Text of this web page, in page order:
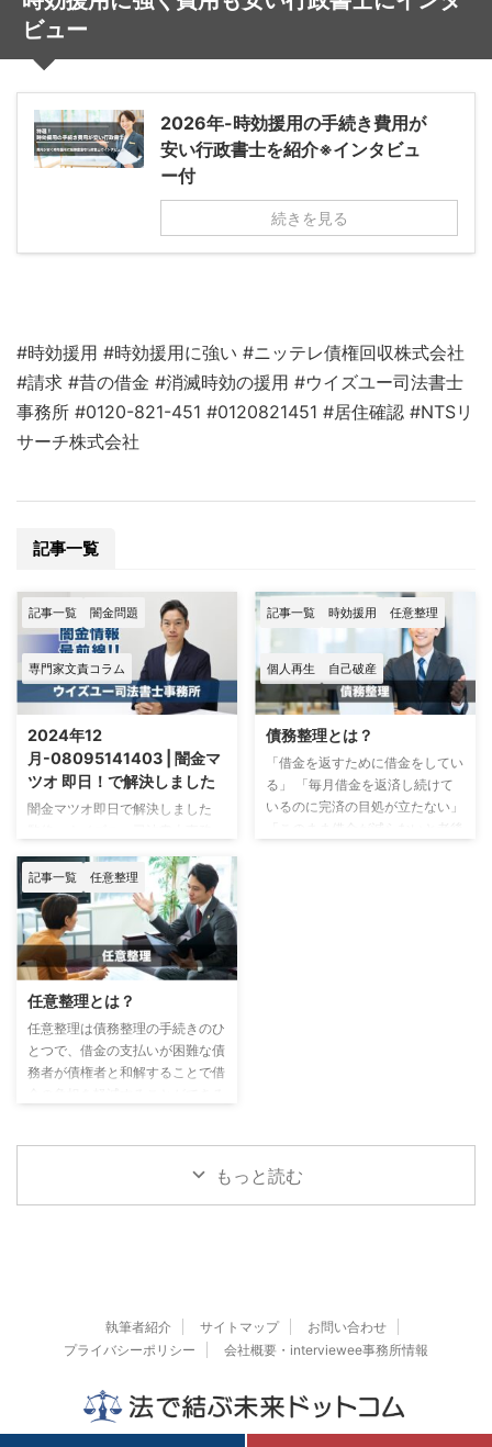
ビュー
2026年-時効援用の手続き費用が
安い行政書士を紹介※インタビュ
ー付
続きを見る
#時効援用 #時効援用に強い #ニッテレ債権回収株式会社
#請求 #昔の借金 #消滅時効の援用 #ウイズユー司法書士
事務所 #0120-821-451 #0120821451 #居住確認 #NTSリ
サーチ株式会社
記事一覧
記事一覧 闇金問題
専門家文責コラム
2024年12
月-08095141403 | 闇金マ
ツオ 即日！で解決しました
闇金マツオ即日で解決しました
所 司法書士 奥野 正智 闇金マ
ツオ事情 2024年11月末になって
闇金マツオの件でお問い合わせが
増えています。 特徴として、取
り立ては電話を使ってしっかりと
動いてくる傾向があります。 マ
ツオへの支払いができず、何かし
らの対応をしなければあっという
間に被害が拡大します。 今回の
相談者Bさんが陥ってしまってい
たケースがそれにあたります。
記事一覧 時効援用 任意整理
個人再生 自己破産
債務整理とは？
「借金を返すために借金をしてい
る」 「毎月借金を返済し続けて
いるのに完済の目処が立たない」
記事一覧 任意整理
任意整理とは？
任意整理は債務整理の手続きのひ
とつで、借金の支払いが困難な債
務者が債権者と和解することで借
しています。 任意整理とは 任
意整理は、債権者（消費者金融な
損害金の免除、残りの借金を分割
払いにして毎月の支払額を下げる
もっと読む
執筆者紹介 サイトマップ
お問い合わせ
プライバシーポリシー
会社概要・interviewee事務所情報